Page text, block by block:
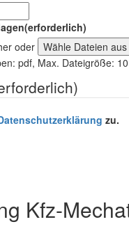
(erforderlich)
oder Wähle Dateien aus
pdf, Max. Dateigröße:
zu.
Kfz-